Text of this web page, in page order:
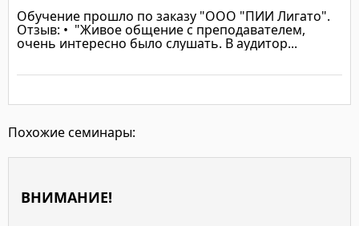
Обучение прошло по заказу "ООО "ПИИ Лигато".
Отзыв: • "Живое общение с преподавателем,
очень интересно было слушать. В аудитор...
Похожие семинары:
ВНИМАНИЕ!